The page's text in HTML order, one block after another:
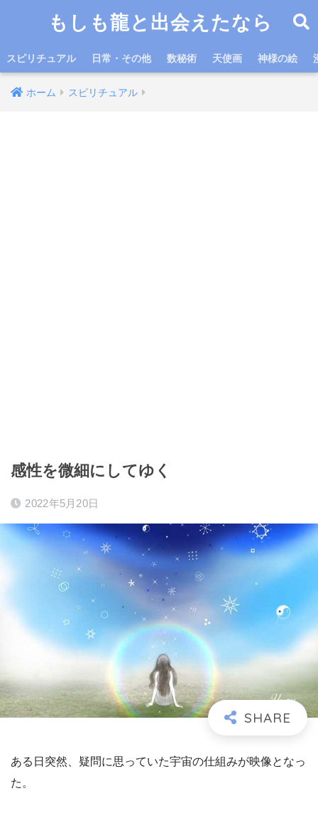
もしも龍と出会えたなら
スピリチュアル 日常・その他 数秘術 天使画 神様の絵
ホーム スピリチュアル
感性を微細にしてゆく
2022年5月20日
ある日突然、疑問に思っていた宇宙の仕組みが映像となっ
た。